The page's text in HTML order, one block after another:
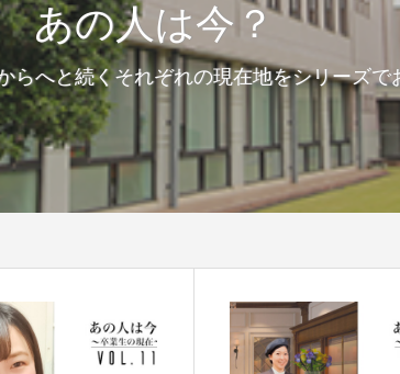
あの人は今？
らへと続くそれぞれの現在地をシリーズで